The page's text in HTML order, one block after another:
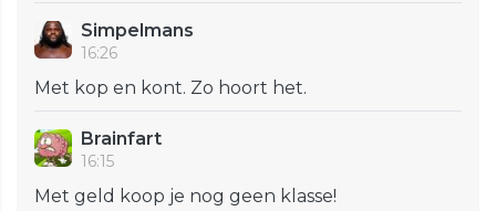
Simpelmans
16:26
Met kop en kont. Zo hoort het.
Brainfart
16:15
Met geld koop je nog geen klasse!